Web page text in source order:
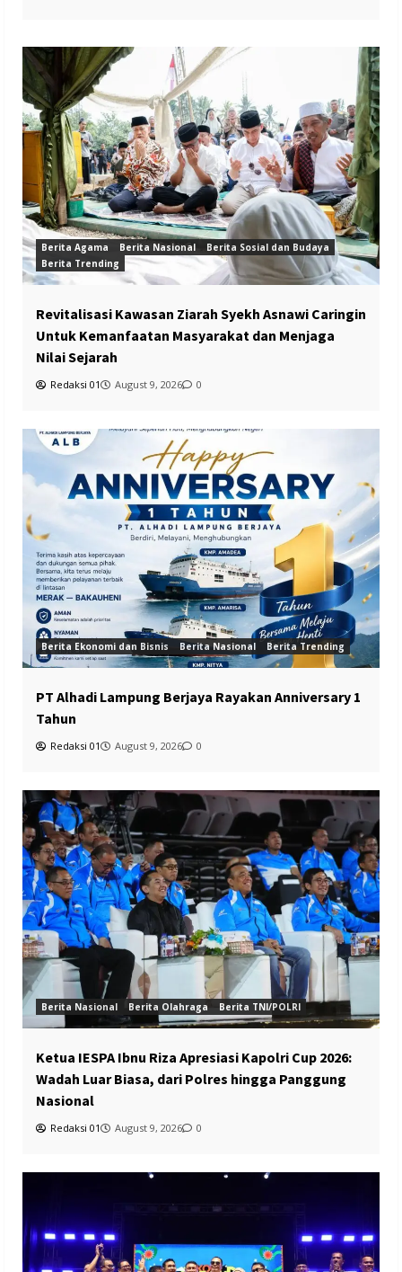
Berita Agama Berita Nasional
Berita Sosial dan Budaya
Berita Trending
Revitalisasi Kawasan Ziarah Syekh Asnawi Caringin
Untuk Kemanfaatan Masyarakat dan Menjaga
Nilai Sejarah
Redaksi 01 August 9, 2026 0
Berita Ekonomi dan Bisnis Berita Nasional Berita Trending
PT Alhadi Lampung Berjaya Rayakan Anniversary 1
Tahun
Redaksi 01 August 9, 2026 0
Berita Nasional Berita Olahraga Berita TNI/POLRI
Ketua IESPA Ibnu Riza Apresiasi Kapolri Cup 2026:
Wadah Luar Biasa, dari Polres hingga Panggung
Nasional
Redaksi 01 August 9, 2026 0